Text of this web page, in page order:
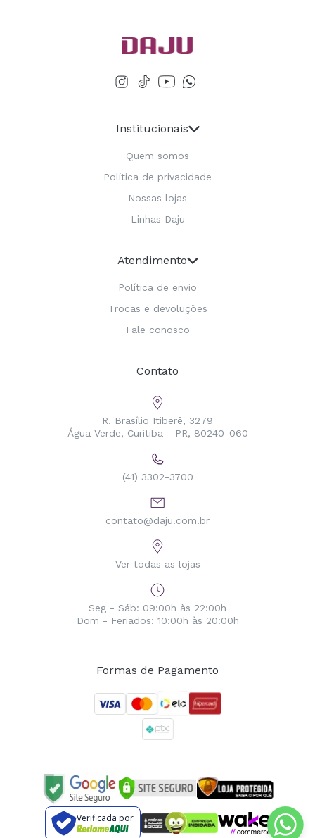
Institucionais
Quem somos
Política de privacidade
Nossas lojas
Linhas Daju
Atendimento
Política de envio
Trocas e devoluções
Fale conosco
Contato
R. Brasílio Itiberê, 3279
Água Verde, Curitiba - PR, 80240-060
(41) 3302-3700
contato@daju.com.br
Ver todas as lojas
Seg - Sáb: 09:00h às 22:00h
Dom - Feriados: 10:00h às 20:00h
Formas de Pagamento
Verificada por